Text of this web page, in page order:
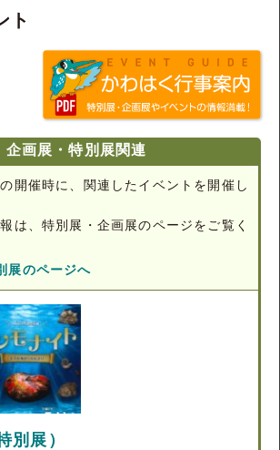
ト
企画展・特別展関連
開催時に、関連したイベントを開催し
は、特別展・企画展のページをご覧く
展のページへ
別展）